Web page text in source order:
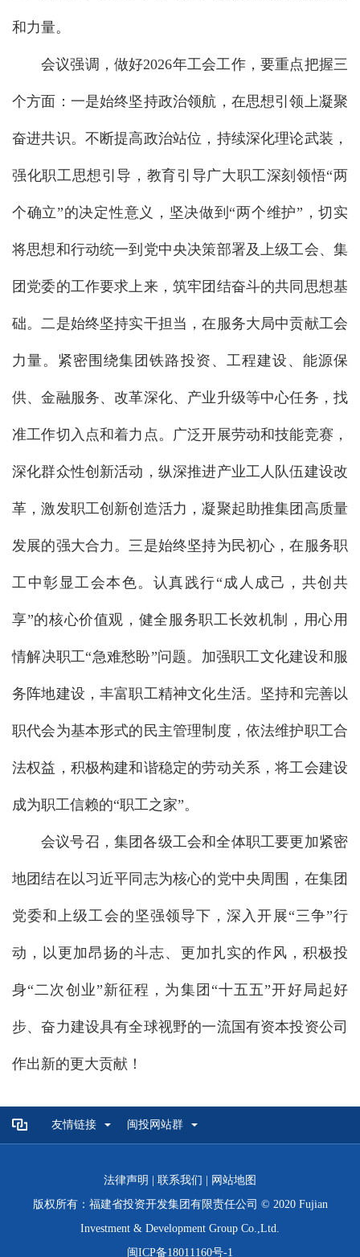
和力量。
会议强调，做好2026年工会工作，要重点把握三
个方面：一是始终坚持政治领航，在思想引领上凝聚
奋进共识。不断提高政治站位，持续深化理论武装，
强化职工思想引导，教育引导广大职工深刻领悟“两
个确立”的决定性意义，坚决做到“两个维护”，切实
将思想和行动统一到党中央决策部署及上级工会、集
团党委的工作要求上来，筑牢团结奋斗的共同思想基
础。二是始终坚持实干担当，在服务大局中贡献工会
力量。紧密围绕集团铁路投资、工程建设、能源保
供、金融服务、改革深化、产业升级等中心任务，找
准工作切入点和着力点。广泛开展劳动和技能竞赛，
深化群众性创新活动，纵深推进产业工人队伍建设改
革，激发职工创新创造活力，凝聚起助推集团高质量
发展的强大合力。三是始终坚持为民初心，在服务职
工中彰显工会本色。认真践行“成人成己，共创共
享”的核心价值观，健全服务职工长效机制，用心用
情解决职工“急难愁盼”问题。加强职工文化建设和服
务阵地建设，丰富职工精神文化生活。坚持和完善以
职代会为基本形式的民主管理制度，依法维护职工合
法权益，积极构建和谐稳定的劳动关系，将工会建设
成为职工信赖的“职工之家”。
会议号召，集团各级工会和全体职工要更加紧密
地团结在以习近平同志为核心的党中央周围，在集团
党委和上级工会的坚强领导下，深入开展“三争”行
动，以更加昂扬的斗志、更加扎实的作风，积极投
身“二次创业”新征程，为集团“十五五”开好局起好
步、奋力建设具有全球视野的一流国有资本投资公司
作出新的更大贡献！
友情链接 闽投网站群
法律声明 联系我们
网站地图
版权所有：福建省投资开发集团有限责任公司 © 2020 Fujian
Investment & Development Group Co.,Ltd.
闽ICP备18011160号-1